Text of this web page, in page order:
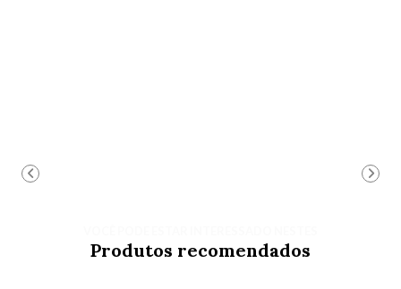
Produtos recomendados